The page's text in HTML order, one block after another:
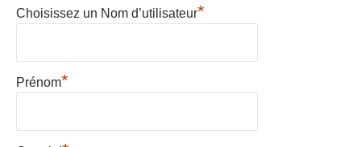
Choisissez un Nom d’utilisateur*
Prénom*